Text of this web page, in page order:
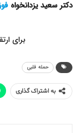
دکتر سعید یزدانخواه
.برای
حمله قلبی
به اشتراک گذاری